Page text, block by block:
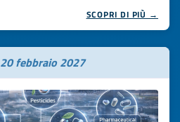
SCOPRI DI PIÙ →
20 febbraio 2027